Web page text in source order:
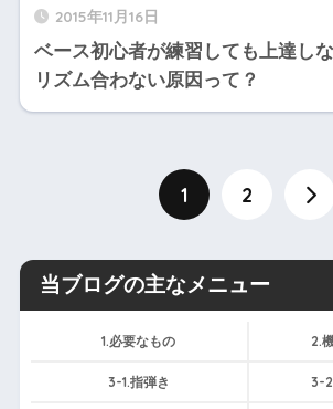
2015年11月16日
ベース初心者が練習しても上達し
リズム合わない原因って？
1 2
当ブログの主なメニュー
1.必要なもの 2.
3-1.指弾き 3-